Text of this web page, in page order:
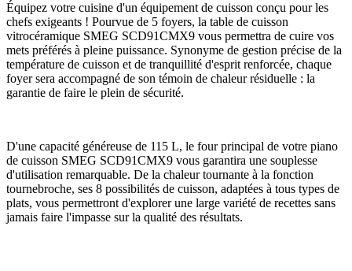
Équipez votre cuisine d'un équipement de cuisson conçu pour les
chefs exigeants ! Pourvue de 5 foyers, la table de cuisson
vitrocéramique SMEG SCD91CMX9 vous permettra de cuire vos
mets préférés à pleine puissance. Synonyme de gestion précise de la
température de cuisson et de tranquillité d'esprit renforcée, chaque
foyer sera accompagné de son témoin de chaleur résiduelle : la
garantie de faire le plein de sécurité.
D'une capacité généreuse de 115 L, le four principal de votre piano
de cuisson SMEG SCD91CMX9 vous garantira une souplesse
d'utilisation remarquable. De la chaleur tournante à la fonction
tournebroche, ses 8 possibilités de cuisson, adaptées à tous types de
plats, vous permettront d'explorer une large variété de recettes sans
jamais faire l'impasse sur la qualité des résultats.